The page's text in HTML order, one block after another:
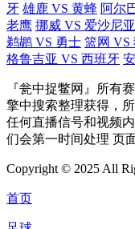
牙 雄鹿 VS 黄蜂 阿尔
老鹰 挪威 VS 爱沙尼亚
鹈鹕 VS 勇士 篮网 VS
格鲁吉亚 VS 西班牙
『瓮中捉鳖网』所有
擎中搜索整理获得，
任何直播信号和视频
们会第一时间处理 页
Copyright © 2025 All
首页